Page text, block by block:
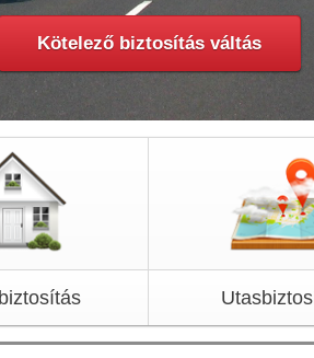
Kötelező biztosítás váltás